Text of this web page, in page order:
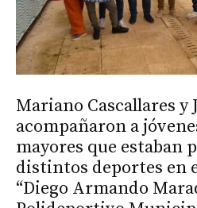
Mariano Cascallares y
acompañaron a
mayores que estaban
distintos deportes en
“Diego Armando